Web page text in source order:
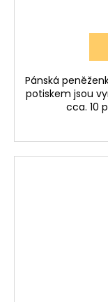
Pánská
potiskem jsou
cca. 10